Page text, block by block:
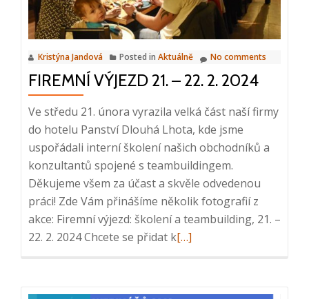
Kristýna Jandová Posted in Aktuálně No comments
FIREMNÍ VÝJEZD 21. – 22. 2. 2024
Ve středu 21. února vyrazila velká část naší firmy
do hotelu Panství Dlouhá Lhota, kde jsme
uspořádali interní školení našich obchodníků a
konzultantů spojené s teambuildingem.
Děkujeme všem za účast a skvěle odvedenou
práci! Zde Vám přinášíme několik fotografií z
akce: Firemní výjezd: školení a teambuilding, 21. –
22. 2. 2024 Chcete se přidat kRead
[…]